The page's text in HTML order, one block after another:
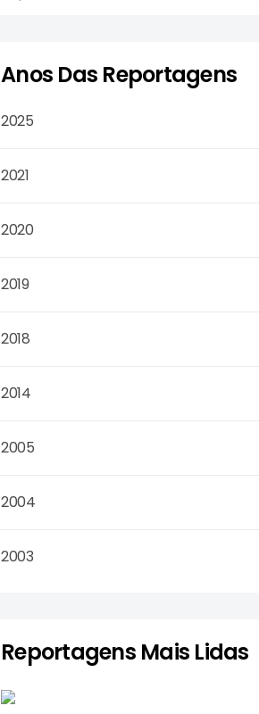
Anos Das Reportagens
2025
2021
2020
2019
2018
2014
2005
2004
2003
Reportagens Mais Lidas